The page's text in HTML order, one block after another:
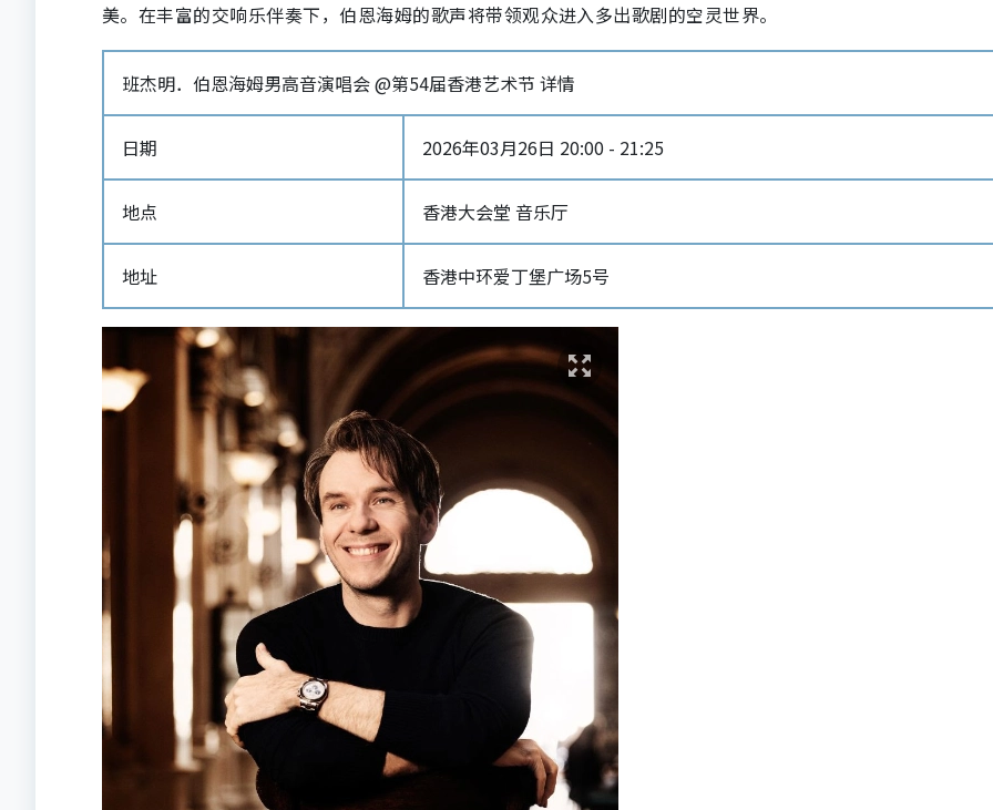
美。在丰富的交响乐伴奏下，伯恩海姆的歌声将带领观众进入多出歌剧的空灵世界。
班杰明．伯恩海姆男高音演唱会 @第54届香港艺术节 详情
日期 2026年03月26日 20:00 - 21:25
地点 香港大会堂 音乐厅
地址 香港中环爱丁堡广场5号‎